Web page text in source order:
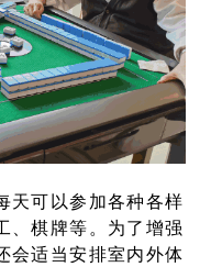
天可以参加各种各样
、棋牌等。为了增强
会适当安排室内外体